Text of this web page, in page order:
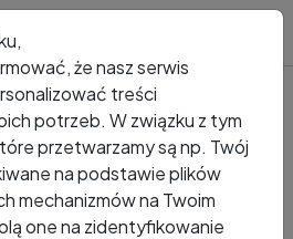
502 185 100
185 100
że nasz serwis
treści
potrzeb. W związku z tym
przetwarzamy są np. Twój
na podstawie plików
mechanizmów na Twoim
one na zidentyfikowanie